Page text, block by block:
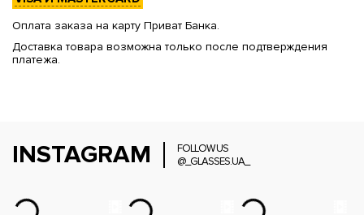
Оплата заказа на карту Приват Банка.
Доставка товара возможна только после подтверждения
платежа.
INSTAGRAM
FOLLOW US
@_GLASSES.UA_